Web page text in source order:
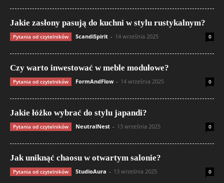
Jakie zasłony pasują do kuchni w stylu rustykalnym?
Pytania od czytelników ScandiSpirit - 14 września 2025 0
Czy warto inwestować w meble modułowe?
Pytania od czytelników FormAndFlow - 14 września 2025 0
Jakie łóżko wybrać do stylu japandi?
Pytania od czytelników NeutralNest - 13 września 2025 0
Jak uniknąć chaosu w otwartym salonie?
Pytania od czytelników StudioAura - 13 września 2025 0